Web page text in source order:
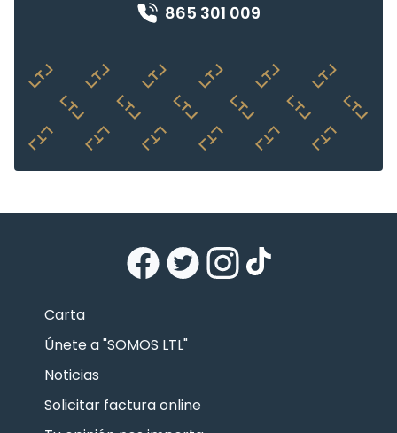
865 301 009
Carta
Únete a "SOMOS LTL"
Noticias
Solicitar factura online